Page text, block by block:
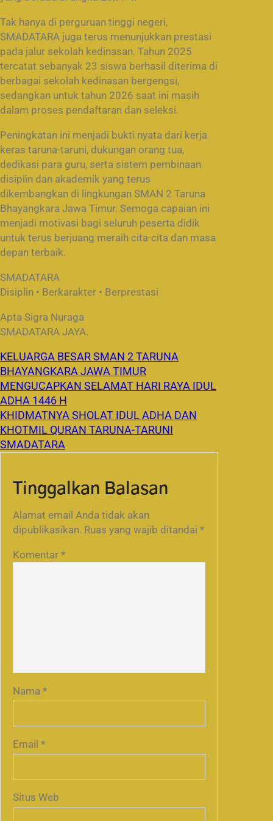
Tak hanya di perguruan tinggi negeri,
SMADATARA juga terus menunjukkan prestasi
pada jalur sekolah kedinasan. Tahun 2025
tercatat sebanyak 23 siswa berhasil diterima di
berbagai sekolah kedinasan bergengsi,
sedangkan untuk tahun 2026 saat ini masih
dalam proses pendaftaran dan seleksi.
Peningkatan ini menjadi bukti nyata dari kerja
keras taruna-taruni, dukungan orang tua,
dedikasi para guru, serta sistem pembinaan
disiplin dan akademik yang terus
dikembangkan di lingkungan SMAN 2 Taruna
Bhayangkara Jawa Timur. Semoga capaian ini
menjadi motivasi bagi seluruh peserta didik
untuk terus berjuang meraih cita-cita dan masa
depan terbaik.
SMADATARA
Disiplin • Berkarakter • Berprestasi
Apta Sigra Nuraga
SMADATARA JAYA.
KELUARGA BESAR SMAN 2 TARUNA
BHAYANGKARA JAWA TIMUR
MENGUCAPKAN SELAMAT HARI RAYA IDUL
ADHA 1446 H
KHIDMATNYA SHOLAT IDUL ADHA DAN
KHOTMIL QURAN TARUNA-TARUNI
SMADATARA
Tinggalkan Balasan
Alamat email Anda tidak akan
dipublikasikan. Ruas yang wajib ditandai *
Komentar *
Nama *
Email *
Situs Web